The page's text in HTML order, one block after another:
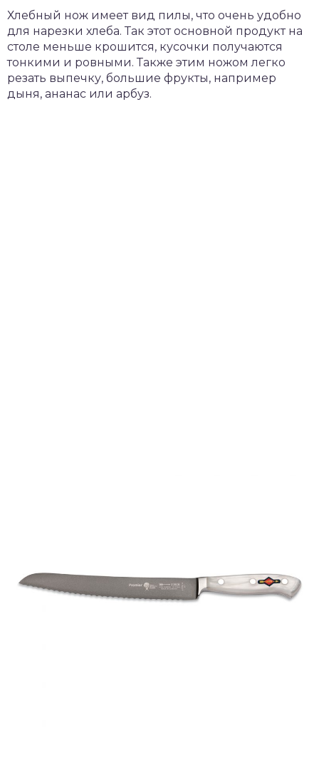
Хлебный нож имеет вид пилы, что очень удобно
для нарезки хлеба. Так этот основной продукт на
столе меньше крошится, кусочки получаются
тонкими и ровными. Также этим ножом легко
резать выпечку, большие фрукты, например
дыня, ананас или арбуз.